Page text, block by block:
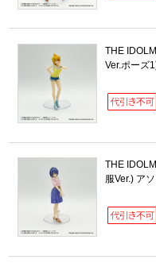
THE
Ver.ポーズ
THE
服Ver.) ア